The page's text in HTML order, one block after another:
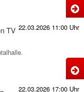
22.03.2026 11:00 Uhr
TV
22.03.2026 17:00 Uhr